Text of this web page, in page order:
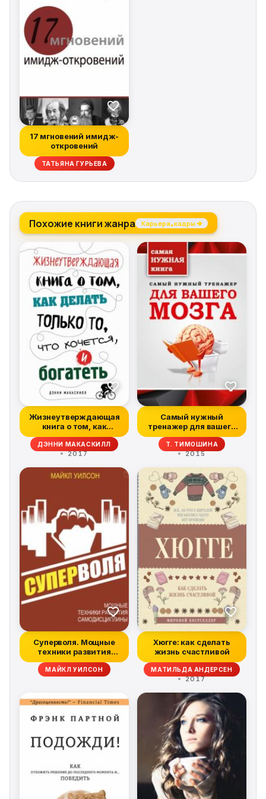
17 мгновений имидж-
откровений
ТАТЬЯНА ГУРЬЕВА
Похожие книги жанра Карьера, кадры →
Жизнеутверждающая
книга о том, как
делать только т...
ДЭННИ МАКАСКИЛЛ
2017
Самый нужный
тренажер для вашего
мозга
Т. ТИМОШИНА
2015
Суперволя. Мощные
техники развития
самодисциплины
МАЙКЛ УИЛСОН
Хюгге: как сделать
жизнь счастливой
МАТИЛЬДА АНДЕРСЕН
2017